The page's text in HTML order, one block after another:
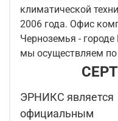
климатической
2006 года. Офис
Черноземья -
мы осуществляем по
ЭРНИКС является
официальным